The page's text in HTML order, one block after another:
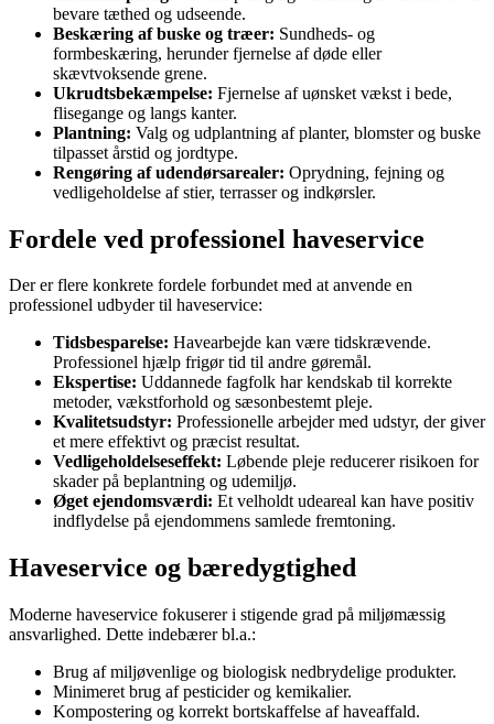
bevare tæthed og udseende.
Beskæring af buske og træer: Sundheds- og
formbeskæring, herunder fjernelse af døde eller
skævtvoksende grene.
Ukrudtsbekæmpelse: Fjernelse af uønsket vækst i bede,
flisegange og langs kanter.
Plantning: Valg og udplantning af planter, blomster og buske
tilpasset årstid og jordtype.
Rengøring af udendørsarealer: Oprydning, fejning og
vedligeholdelse af stier, terrasser og indkørsler.
Fordele ved professionel haveservice
Der er flere konkrete fordele forbundet med at anvende en
professionel udbyder til haveservice:
Tidsbesparelse: Havearbejde kan være tidskrævende.
Professionel hjælp frigør tid til andre gøremål.
Ekspertise: Uddannede fagfolk har kendskab til korrekte
metoder, vækstforhold og sæsonbestemt pleje.
Kvalitetsudstyr: Professionelle arbejder med udstyr, der giver
et mere effektivt og præcist resultat.
Vedligeholdelseseffekt: Løbende pleje reducerer risikoen for
skader på beplantning og udemiljø.
Øget ejendomsværdi: Et velholdt udeareal kan have positiv
indflydelse på ejendommens samlede fremtoning.
Haveservice og bæredygtighed
Moderne haveservice fokuserer i stigende grad på miljømæssig
ansvarlighed. Dette indebærer bl.a.:
Brug af miljøvenlige og biologisk nedbrydelige produkter.
Minimeret brug af pesticider og kemikalier.
Kompostering og korrekt bortskaffelse af haveaffald.